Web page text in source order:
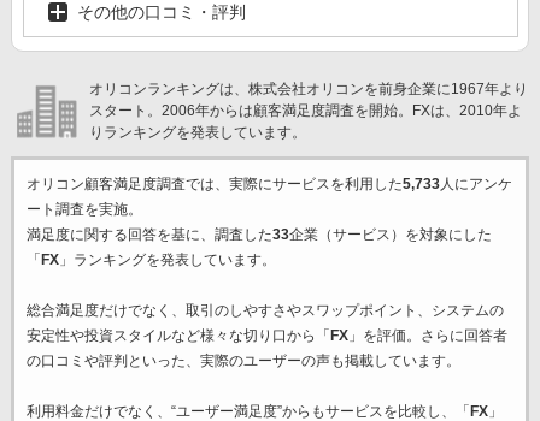
その他の口コミ・評判
オリコンランキングは、株式会社オリコンを前身企業に1967年より
スタート。2006年からは顧客満足度調査を開始。FXは、2010年よ
りランキングを発表しています。
オリコン顧客満足度調査では、実際にサービスを利用した5,733人にアンケ
ート調査を実施。
満足度に関する回答を基に、調査した33企業（サービス）を対象にした
「FX」ランキングを発表しています。
総合満足度だけでなく、取引のしやすさやスワップポイント、システムの
安定性や投資スタイルなど様々な切り口から「FX」を評価。さらに回答者
の口コミや評判といった、実際のユーザーの声も掲載しています。
利用料金だけでなく、“ユーザー満足度”からもサービスを比較し、「FX」